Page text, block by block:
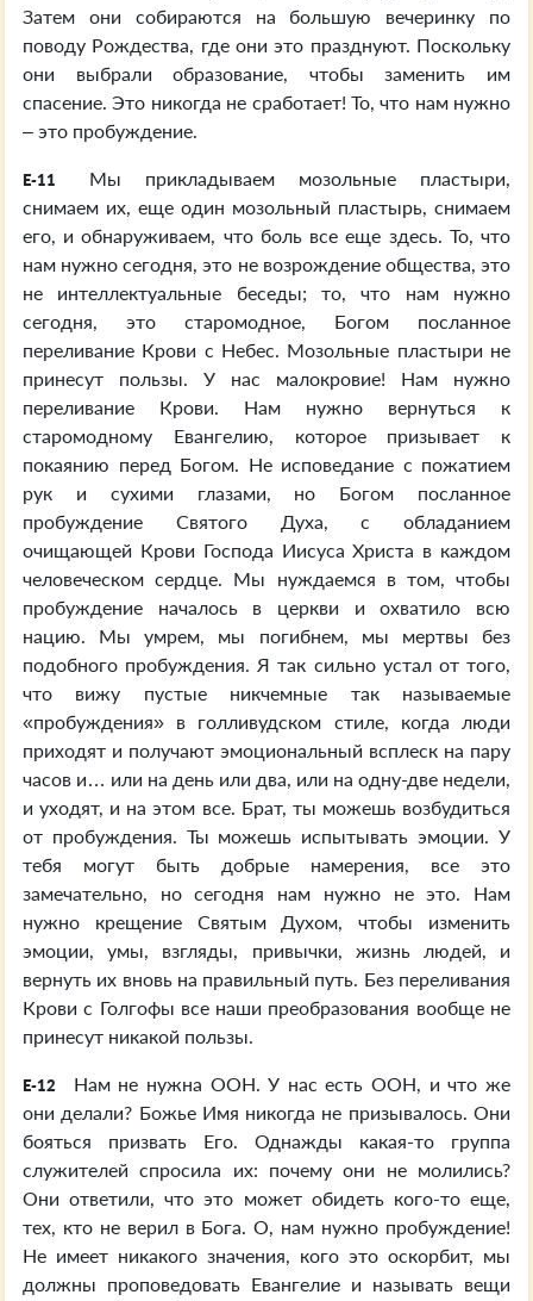
Затем они собираются на большую вечеринку по
поводу Рождества, где они это празднуют. Поскольку
они выбрали образование, чтобы заменить им
спасение. Это никогда не сработает! То, что нам нужно
– это пробуждение.
E-11
Мы прикладываем мозольные пластыри,
снимаем их, еще один мозольный пластырь, снимаем
его, и обнаруживаем, что боль все еще здесь. То, что
нам нужно сегодня, это не возрождение общества, это
не интеллектуальные беседы; то, что нам нужно
сегодня, это старомодное, Богом посланное
переливание Крови с Небес. Мозольные пластыри не
принесут пользы. У нас малокровие! Нам нужно
переливание Крови. Нам нужно вернуться к
старомодному Евангелию, которое призывает к
покаянию перед Богом. Не исповедание с пожатием
рук и сухими глазами, но Богом посланное
пробуждение Святого Духа, с обладанием
очищающей Крови Господа Иисуса Христа в каждом
человеческом сердце. Мы нуждаемся в том, чтобы
пробуждение началось в церкви и охватило всю
нацию. Мы умрем, мы погибнем, мы мертвы без
подобного пробуждения. Я так сильно устал от того,
что вижу пустые никчемные так называемые
«пробуждения» в голливудском стиле, когда люди
приходят и получают эмоциональный всплеск на пару
часов и… или на день или два, или на одну-две недели,
и уходят, и на этом все. Брат, ты можешь возбудиться
от пробуждения. Ты можешь испытывать эмоции. У
тебя могут быть добрые намерения, все это
замечательно, но сегодня нам нужно не это. Нам
нужно крещение Святым Духом, чтобы изменить
эмоции, умы, взгляды, привычки, жизнь людей, и
вернуть их вновь на правильный путь. Без переливания
Крови с Голгофы все наши преобразования вообще не
принесут никакой пользы.
E-12
Нам не нужна ООН. У нас есть ООН, и что же
они делали? Божье Имя никогда не призывалось. Они
бояться призвать Его. Однажды какая-то группа
служителей спросила их: почему они не молились?
Они ответили, что это может обидеть кого-то еще,
тех, кто не верил в Бога. О, нам нужно пробуждение!
Не имеет никакого значения, кого это оскорбит, мы
должны проповедовать Евангелие и называть вещи